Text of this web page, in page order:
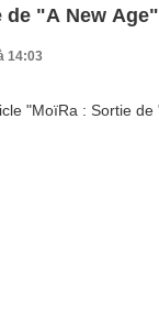
de "A New Age"
14:03